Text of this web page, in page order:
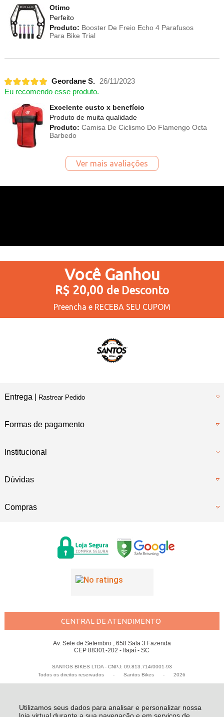
Utilizamos seus dados para analisar e personalizar nossa
Otimo
Perfeito
Produto: Booster De Freio Echo 4 Parafusos
Para Bike Trial
Geordane S. 26/11/2023
Eu recomendo esse produto.
Excelente custo x benefício
Produto de muita qualidade
Produto: Camisa De Ciclismo Do Flamengo Octa
Barbedo
Ver mais avaliações
Você Ganhou
R$ 20,00 de Desconto
Preencha e RECEBA SEU CUPOM
Entrega | Rastrear Pedido
Formas de pagamento
Institucional
Dúvidas
Compras
CENTRAL DE ATENDIMENTO
Av. Sete de Setembro , 658 Sala 3 Fazenda
CEP 88301-202 - Itajaí - SC
SANTOS BIKES LTDA - CNPJ: 09.813.714/0001-93
Todos os direitos reservados
- Santos Bikes - 2026